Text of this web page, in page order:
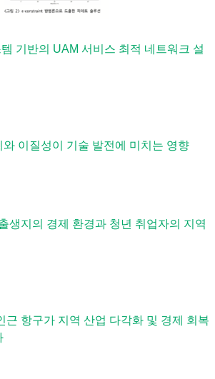
기반의 UAM 서비스 최적 네트워크 설
이질성이 기술 발전에 미치는 영향
생지의 경제 환경과 청년 취업자의 지역
근 항구가 지역 산업 다각화 및 경제 회복